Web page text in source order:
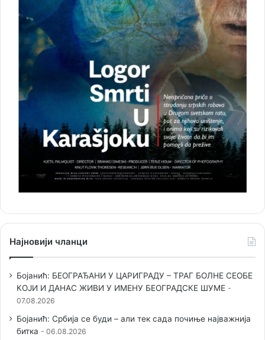
Најновији чланци
Бојанић: БЕОГРАЂАНИ У ЦАРИГРАДУ – ТРАГ БОЛНЕ СЕОБЕ
КОЈИ И ДАНАС ЖИВИ У ИМЕНУ БЕОГРАДСКЕ ШУМЕ
07.08.2026
Бојанић: Србија се буди – али тек сада почиње најважнија
битка
06.08.2026